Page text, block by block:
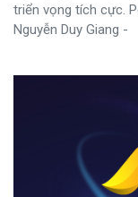
triển vọng tích cực.
Nguyễn Duy Giang -